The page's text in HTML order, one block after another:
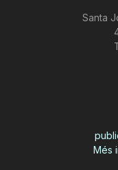
Santa
Més